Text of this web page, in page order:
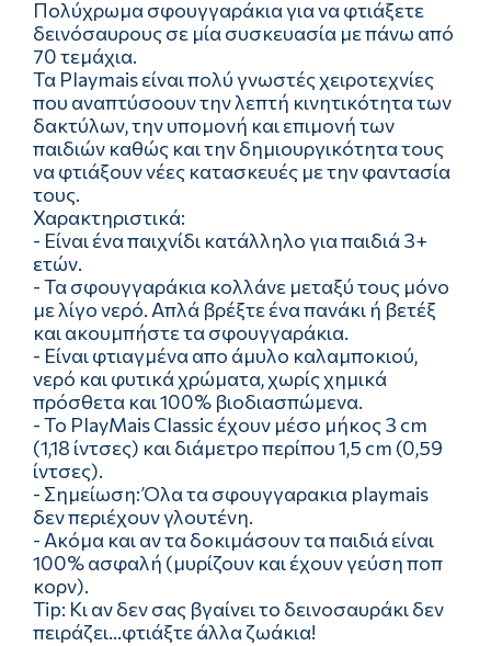
Πολύχρωμα σφουγγαράκια για να φτιάξετε
δεινόσαυρους σε μία συσκευασία με πάνω από
70 τεμάχια.
Τα Playmais είναι πολύ γνωστές χειροτεχνίες
που αναπτύσοουν την λεπτή κινητικότητα των
δακτύλων, την υπομονή και επιμονή των
παιδιών καθώς και την δημιουργικότητα τους
να φτιάξουν νέες κατασκευές με την φαντασία
τους.
Χαρακτηριστικά:
- Είναι ένα παιχνίδι κατάλληλο για παιδιά 3+
ετών.
- Τα σφουγγαράκια κολλάνε μεταξύ τους μόνο
με λίγο νερό. Απλά βρέξτε ένα πανάκι ή βετέξ
και ακουμπήστε τα σφουγγαράκια.
- Είναι φτιαγμένα απο άμυλο καλαμποκιού,
νερό και φυτικά χρώματα, χωρίς χημικά
πρόσθετα και 100% βιοδιασπώμενα.
- Το PlayMais Classic έχουν μέσο μήκος 3 cm
(1,18 ίντσες) και διάμετρο περίπου 1,5 cm (0,59
ίντσες).
- Σημείωση: Όλα τα σφουγγαρακια playmais
δεν περιέχουν γλουτένη.
- Ακόμα και αν τα δοκιμάσουν τα παιδιά είναι
100% ασφαλή (μυρίζουν και έχουν γεύση ποπ
κορν).
Tip: Κι αν δεν σας βγαίνει το δεινοσαυράκι δεν
πειράζει...φτιάξτε άλλα ζωάκια!